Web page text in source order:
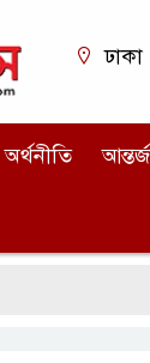
ঢাকা
অর্থনীতি